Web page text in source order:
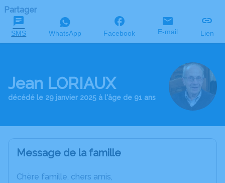
Partager
SMS WhatsApp Facebook E-mail Lien
Jean LORIAUX
décédé le 29 janvier 2025 à l'âge de 91 ans
Message de la famille
Chère famille, chers amis,